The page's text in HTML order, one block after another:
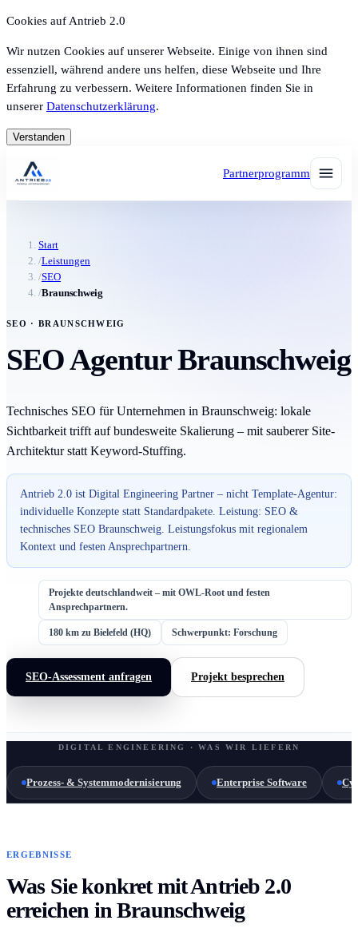
Cookies auf Antrieb 2.0
Wir nutzen Cookies auf unserer Webseite. Einige von ihnen sind
essenziell, während andere uns helfen, diese Webseite und Ihre
Erfahrung zu verbessern. Weitere Informationen finden Sie in
unserer Datenschutzerklärung.
Verstanden
Partnerprogramm
Start
/Leistungen
/SEO
/Braunschweig
SEO · BRAUNSCHWEIG
SEO Agentur Braunschweig
Technisches SEO für Unternehmen in Braunschweig: lokale
Sichtbarkeit trifft auf bundesweite Skalierung – mit sauberer Site-
Architektur statt Keyword-Stuffing.
Antrieb 2.0 ist Digital Engineering Partner – nicht Template-Agentur:
individuelle Konzepte statt Standardpakete. Leistung: SEO &
technisches SEO Braunschweig. Leistungsfokus mit regionalem
Kontext und festen Ansprechpartnern.
Projekte deutschlandweit – mit OWL-Root und festen
Ansprechpartnern.
180 km zu Bielefeld (HQ) Schwerpunkt: Forschung
SEO-Assessment anfragen Projekt besprechen
DIGITAL ENGINEERING · WAS WIR LIEFERN
Prozess- & Systemmodernisierung Enterprise Software
ERGEBNISSE
Was Sie konkret mit Antrieb 2.0
erreichen in Braunschweig